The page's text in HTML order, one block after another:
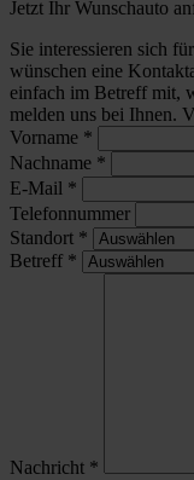
Jetzt Ihr Wunschauto
Sie interessieren sich
wünschen eine
einfach im Betreff mit,
melden uns bei Ihnen.
Vorname *
Nachname *
E-Mail *
Telefonnummer
Standort *
Betreff *
Nachricht *